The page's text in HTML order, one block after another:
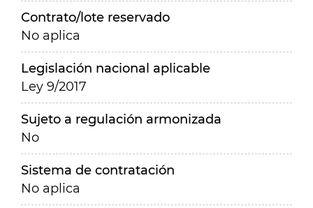
Contrato/lote reservado
No aplica
Legislación nacional aplicable
Ley 9/2017
Sujeto a regulación armonizada
No
Sistema de contratación
No aplica